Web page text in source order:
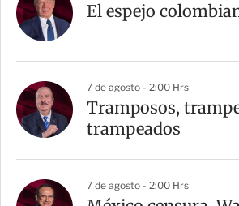
El espejo
7 de agosto - 2:00 Hrs
Tramposos,
trampeados
7 de agosto - 2:00 Hrs